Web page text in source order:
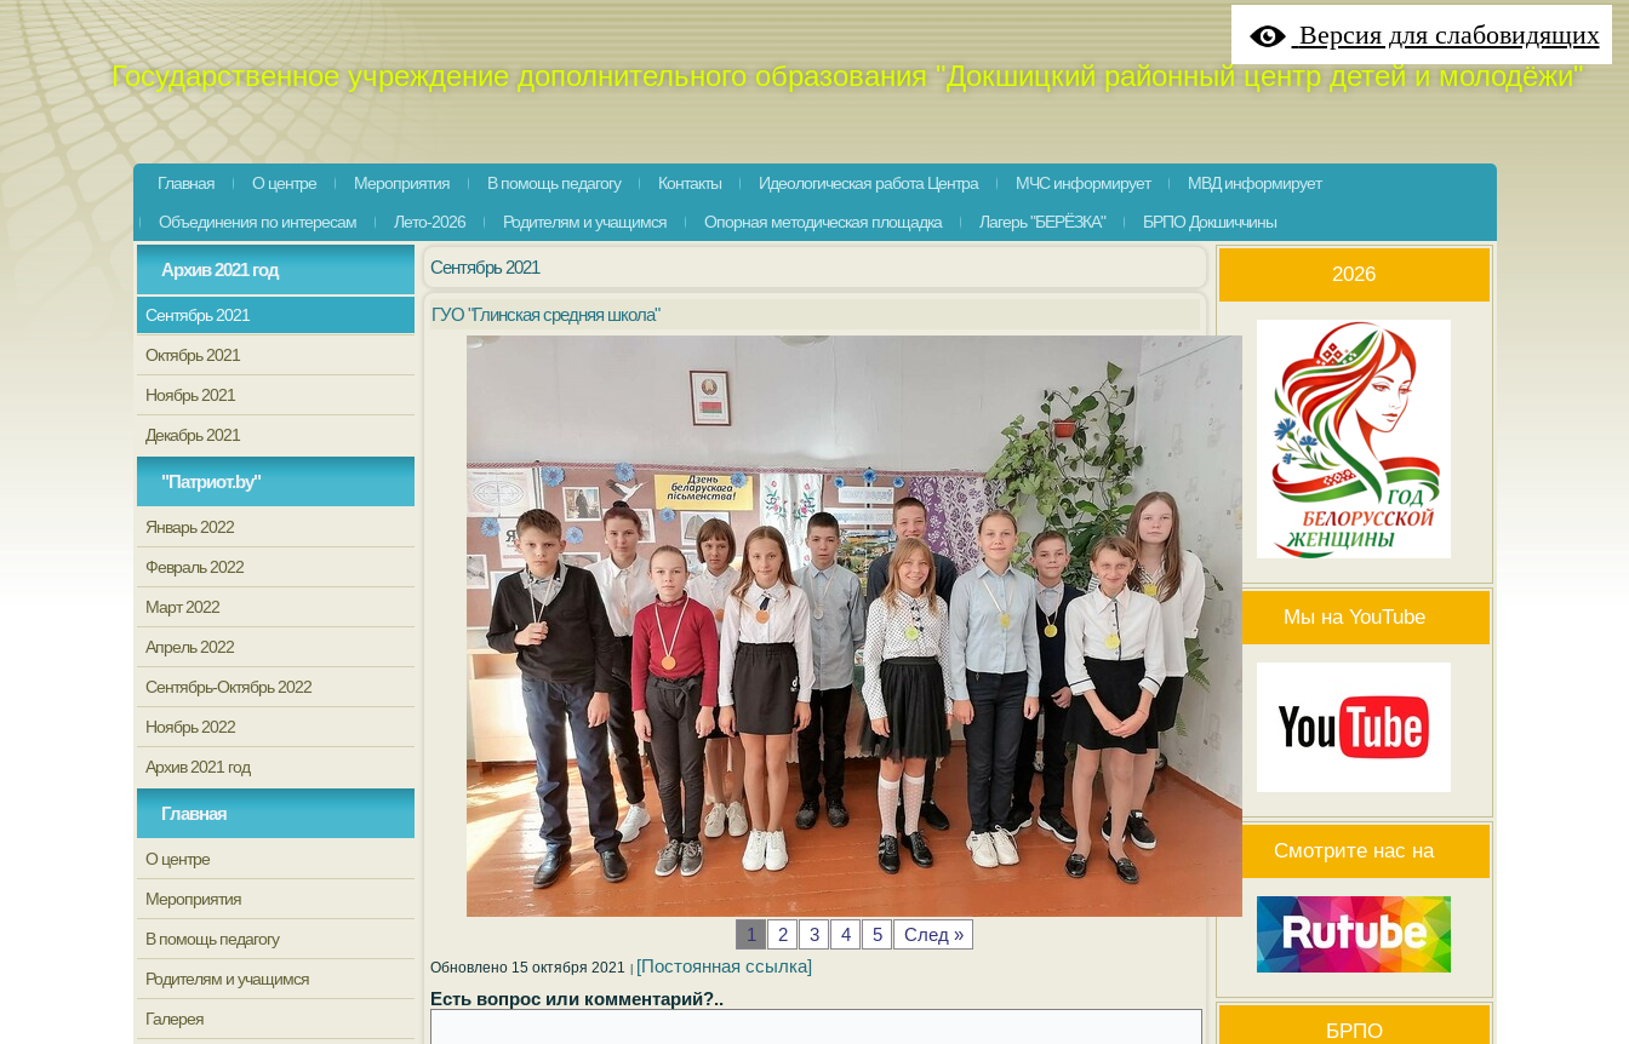
Версия для слабовидящих
Государственное учреждение дополнительного образования "Докшицкий районный центр детей и молодёжи"
Главная О центре Мероприятия В помощь педагогу Контакты Идеологическая работа Центра МЧС информирует
МВД информирует
Объединения по интересам
Лето-2026 Родителям и учащимся Опорная методическая площадка Лагерь "БЕРЁЗКА" БРПО Докшиччины
Архив 2021 год
Сентябрь 2021
Октябрь 2021
Ноябрь 2021
Декабрь 2021
"Патриот.by"
Январь 2022
Февраль 2022
Март 2022
Апрель 2022
Сентябрь-Октябрь 2022
Ноябрь 2022
Архив 2021 год
Главная
О центре
Мероприятия
В помощь педагогу
Родителям и учащимся
Галерея
Сентябрь 2021
ГУО "Глинская средняя школа"
1 2 3 4 5 След »
Обновлено 15 октября 2021
[Постоянная ссылка]
Есть вопрос или комментарий?..
2026
Мы на YouTube
Смотрите нас на
БРПО